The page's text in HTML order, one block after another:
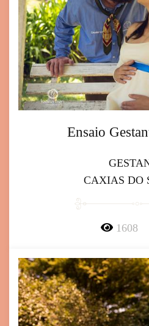
Ensaio
CAXIAS DO
1608